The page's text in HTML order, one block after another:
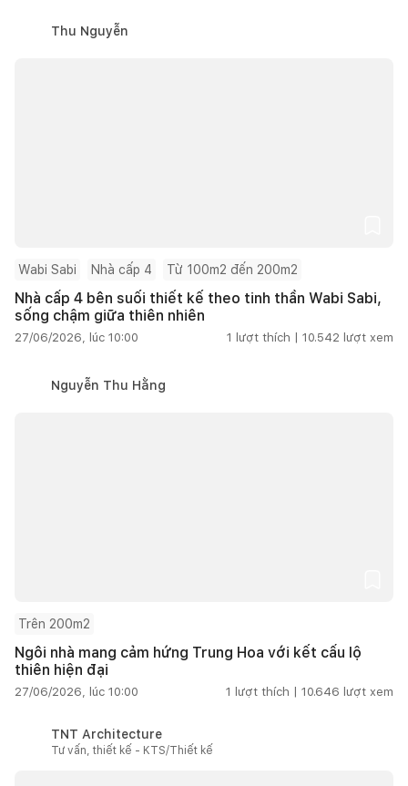
Thu Nguyễn
Wabi Sabi Nhà cấp 4 Từ 100m2 đến 200m2
Nhà cấp 4 bên suối thiết kế theo tinh thần Wabi Sabi,
sống chậm giữa thiên nhiên
27/06/2026, lúc 10:00 1 lượt thích | 10.542 lượt xem
Nguyễn Thu Hằng
Trên 200m2
Ngôi nhà mang cảm hứng Trung Hoa với kết cấu lộ
thiên hiện đại
27/06/2026, lúc 10:00 1 lượt thích | 10.646 lượt xem
TNT Architecture
Tư vấn, thiết kế - KTS/Thiết kế